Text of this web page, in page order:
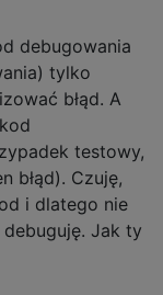
debugowania
tylko
błąd. A
testowy,
błąd). Czuję,
i dlatego nie
Jak ty